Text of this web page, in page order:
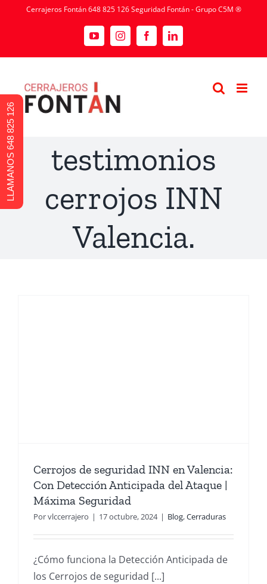
Cerrajeros Fontán 648 825 126 Seguridad Fontán - Grupo C5M ®
testimonios
cerrojos INN
Valencia.
Cerrojos de seguridad INN en Valencia:
Con Detección Anticipada del Ataque |
Máxima Seguridad
Porvlccerrajero | 17 octubre, 2024 | Blog,Cerraduras
¿Cómo funciona la Detección Anticipada de
los Cerrojos de seguridad [...]
LLAMANOS 648 825 126